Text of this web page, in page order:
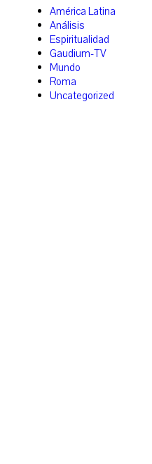
América Latina
Análisis
Espiritualidad
Gaudium-TV
Mundo
Roma
Uncategorized